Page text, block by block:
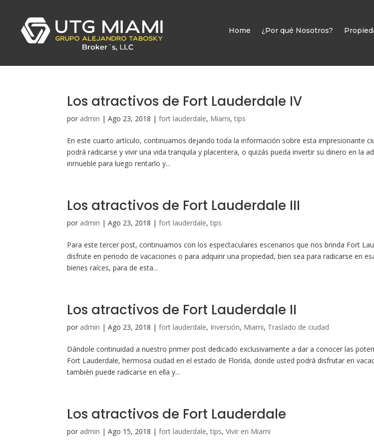
Home ¿Por qué Nosotros?
Los atractivos de Fort Lauderdale IV
por admin |Ago 23, 2018 |fort lauderdale, Miami,tips
En este cuarto artículo, continuamos dejando toda la información sobre esta impresionante
podrá radicarse y vivir una vida tranquila y placentera, o quizás pueda invertir su dinero en la
inmueble para luego rentarlo y...
Los atractivos de Fort Lauderdale III
por admin |Ago 23, 2018 |fort lauderdale,tips
Para este tercer post, continuamos con los espectaculares escenarios que nos brinda Fort
disfrute en periodo de vacaciones o para adquirir una propiedad, bien sea para radicarse en
bienes raíces, para de esta...
Los atractivos de Fort Lauderdale II
por admin |Ago 23, 2018 |fort lauderdale, Inversión, Miami, Traslado de ciudad
Dándole continuidad a nuestro primer post dedicado exclusivamente a dar a conocer las
Fort Lauderdale, hermosa ciudad en el estado de Florida, donde usted podrá disfrutar en
también puede radicarse en ella y...
Los atractivos de Fort Lauderdale
por admin |Ago 15, 2018 |fort lauderdale,tips,Vivir en Miami